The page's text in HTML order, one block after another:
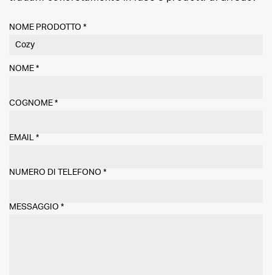
NOME PRODOTTO *
NOME *
COGNOME *
EMAIL *
NUMERO DI TELEFONO *
MESSAGGIO *